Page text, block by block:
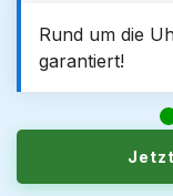
Rund um die
garantiert!